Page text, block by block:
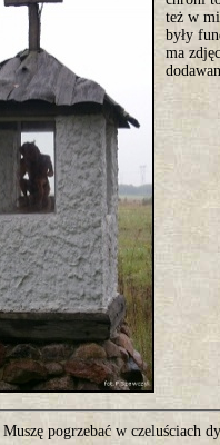
też w
były
ma
pogrzebać w czeluściach